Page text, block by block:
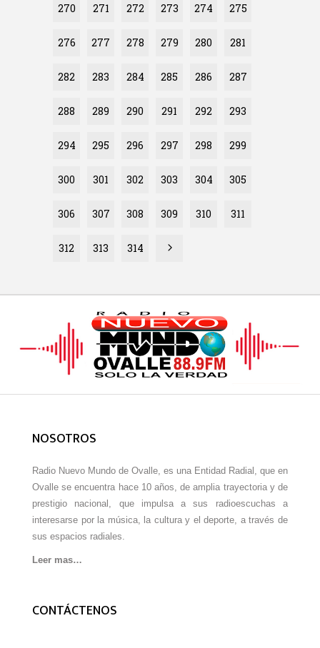
270 271 272 273 274 275
276 277 278 279 280 281
282 283 284 285 286 287
288 289 290 291 292 293
294 295 296 297 298 299
300 301 302 303 304 305
306 307 308 309 310 311
312 313 314
NOSOTROS
Radio Nuevo Mundo de Ovalle, es una Entidad Radial, que en
Ovalle se encuentra hace 10 años, de amplia trayectoria y de
prestigio nacional, que impulsa a sus radioescuchas a
interesarse por la música, la cultura y el deporte, a través de
sus espacios radiales.
Leer mas…
CONTÁCTENOS